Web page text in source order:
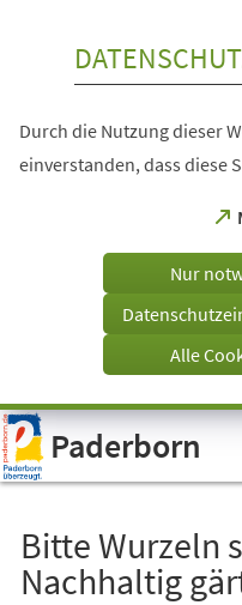
Visuelle
Assistenzsoftware
öffnen.
Durch die Nutzung dieser
einverstanden, dass diese
Nur
Alle
Paderborn
Bitte Wurzeln
Nachhaltig